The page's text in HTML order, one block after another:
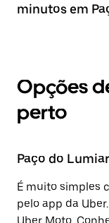
minutos em
Opções
perto
Paço do
É muito simples
pelo app da